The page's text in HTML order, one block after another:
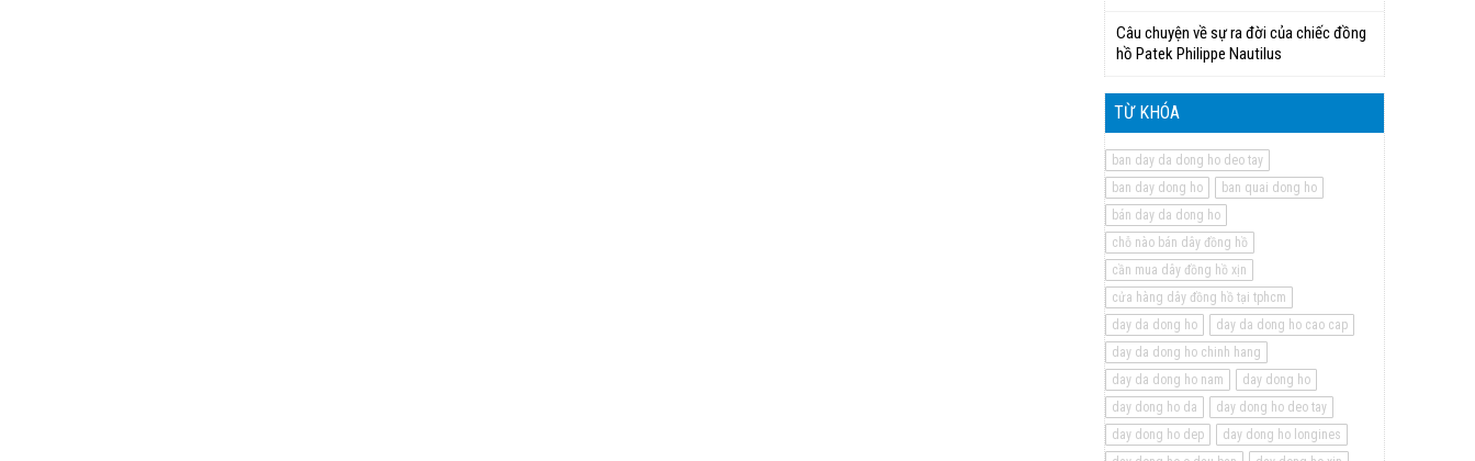
Câu chuyện về sự ra đời của chiếc đồng
hồ Patek Philippe Nautilus
TỪ KHÓA
ban day da dong ho deo tay
ban day dong ho
ban quai dong ho
bán day da dong ho
chỗ nào bán dây đồng hồ
cần mua dây đồng hồ xịn
cửa hàng dây đồng hồ tại tphcm
day da dong ho
day da dong ho cao cap
day da dong ho chinh hang
day da dong ho nam
day dong ho
day dong ho da
day dong ho deo tay
day dong ho dep
day dong ho longines